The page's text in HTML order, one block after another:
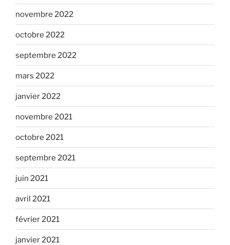
novembre 2022
octobre 2022
septembre 2022
mars 2022
janvier 2022
novembre 2021
octobre 2021
septembre 2021
juin 2021
avril 2021
février 2021
janvier 2021